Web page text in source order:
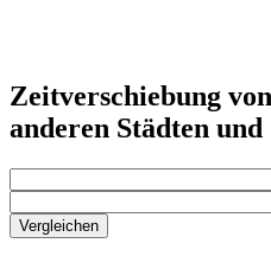
Zeitverschiebung
anderen Städten
Vergleichen